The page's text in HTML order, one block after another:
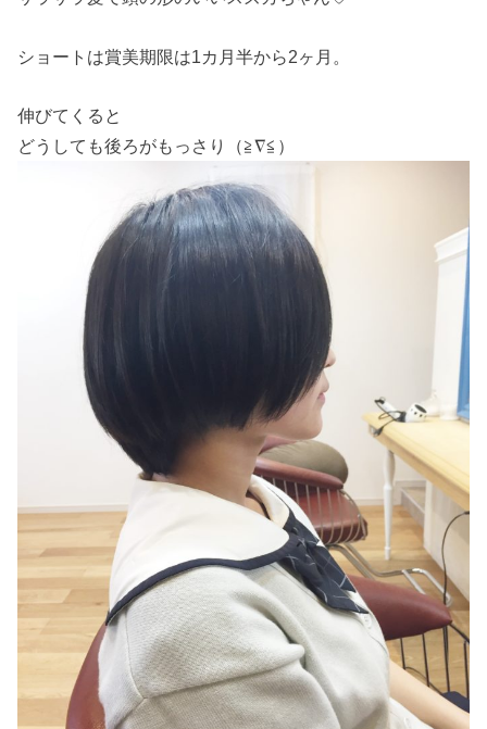
ショートは賞美期限は1カ月半から2ヶ月。
伸びてくると
どうしても後ろがもっさり（≧∇≦）